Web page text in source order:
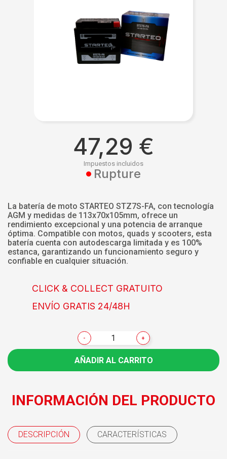
47,29 €
Impuestos incluidos
Rupture
La batería de moto STARTEO STZ7S-FA, con tecnología
AGM y medidas de 113x70x105mm, ofrece un
rendimiento excepcional y una potencia de arranque
óptima. Compatible con motos, quads y scooters, esta
batería cuenta con autodescarga limitada y es 100%
estanca, garantizando un funcionamiento seguro y
confiable en cualquier situación.
CLICK & COLLECT GRATUITO
ENVÍO GRATIS 24/48H
- +
AÑADIR AL CARRITO
INFORMACIÓN DEL PRODUCTO
DESCRIPCIÓN CARACTERÍSTICAS